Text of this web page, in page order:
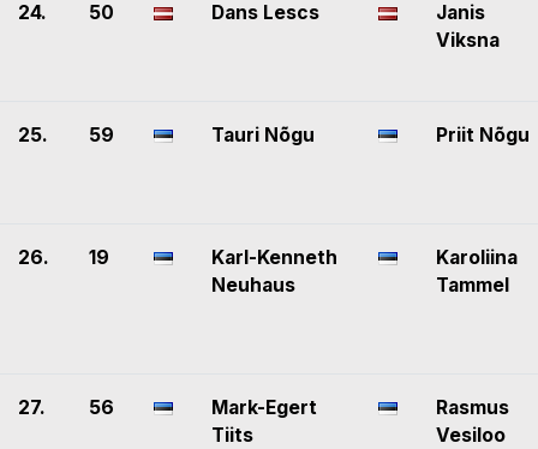
24. 50 Dans Lescs
Janis
Viksna
25. 59 Tauri Nõgu Priit Nõgu
26. 19
Karl-Kenneth
Neuhaus
Karoliina
Tammel
27. 56
Mark-Egert
Tiits
Rasmus
Vesiloo